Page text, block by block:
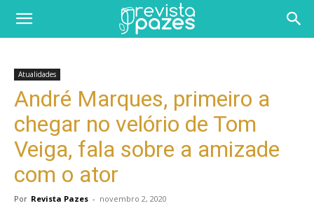
Atualidades
André Marques, primeiro a
chegar no velório de Tom
Veiga, fala sobre a amizade
com o ator
Por Revista Pazes - novembro 2, 2020